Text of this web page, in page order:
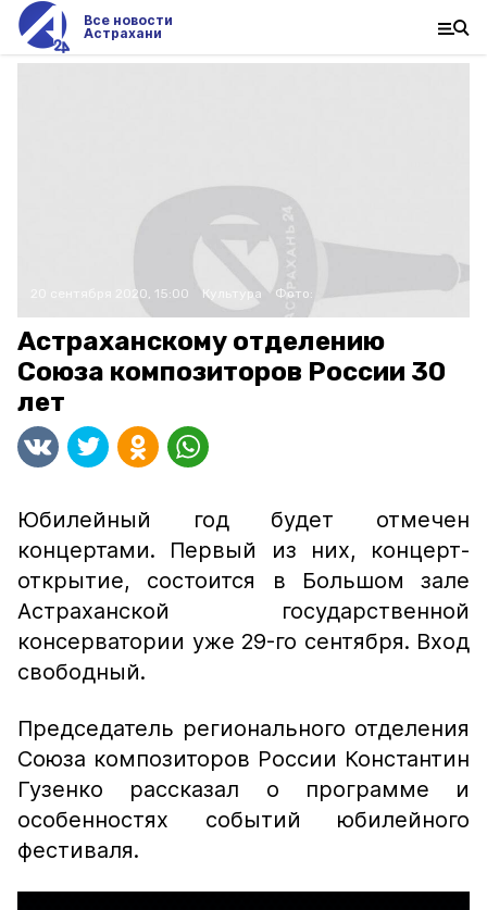
Все новости
Астрахани
20 сентября 2020, 15:00 Культура Фото:
Астраханскому отделению
Союза композиторов России 30
лет
Юбилейный год будет отмечен
концертами. Первый из них, концерт-
открытие, состоится в Большом зале
Астраханской государственной
консерватории уже 29-го сентября. Вход
свободный.
Председатель регионального отделения
Союза композиторов России Константин
Гузенко рассказал о программе и
особенностях событий юбилейного
фестиваля.